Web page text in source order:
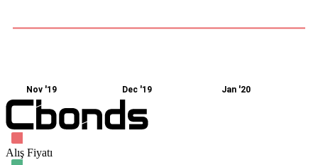
Nov '19 Dec '19 Jan '20
Alış Fiyatı